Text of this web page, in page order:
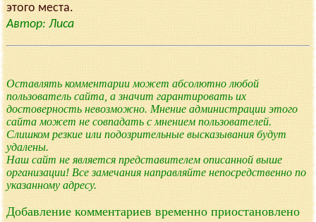
этого места.
Автор: Лиса
Оставлять комментарии может абсолютно любой
пользователь сайта, а значит гарантировать их
достоверность невозможно. Мнение администрации этого
сайта может не совпадать с мнением пользователей.
Слишком резкие или подозрительные высказывания будут
удалены.
Наш сайт не является представителем описанной выше
организации! Все замечания направляйте непосредственно по
указанному адресу.
Добавление комментариев временно приостановлено